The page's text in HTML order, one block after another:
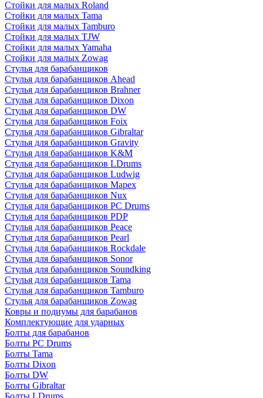
Стойки для малых Roland
Стойки для малых Tama
Стойки для малых Tamburo
Стойки для малых TJW
Стойки для малых Yamaha
Стойки для малых Zowag
Стулья для барабанщиков
Стулья для барабанщиков Ahead
Стулья для барабанщиков Brahner
Стулья для барабанщиков Dixon
Стулья для барабанщиков DW
Стулья для барабанщиков Foix
Стулья для барабанщиков Gibraltar
Стулья для барабанщиков Gravity
Стулья для барабанщиков K&M
Стулья для барабанщиков LDrums
Стулья для барабанщиков Ludwig
Стулья для барабанщиков Mapex
Стулья для барабанщиков Nux
Стулья для барабанщиков PC Drums
Стулья для барабанщиков PDP
Стулья для барабанщиков Peace
Стулья для барабанщиков Pearl
Стулья для барабанщиков Rockdale
Стулья для барабанщиков Sonor
Стулья для барабанщиков Soundking
Стулья для барабанщиков Tama
Стулья для барабанщиков Tamburo
Стулья для барабанщиков Zowag
Ковры и подиумы для барабанов
Комплектующие для ударных
Болты для барабанов
Болты PC Drums
Болты Tama
Болты Dixon
Болты DW
Болты Gibraltar
Болты LDrums